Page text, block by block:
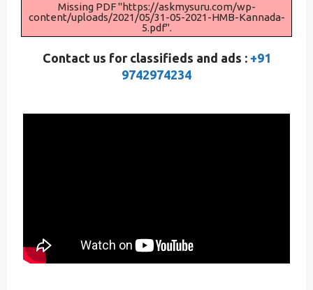
Missing PDF "https://askmysuru.com/wp-
content/uploads/2021/05/31-05-2021-HMB-Kannada-
5.pdf".
Contact us for classifieds and ads : +91
9742974234